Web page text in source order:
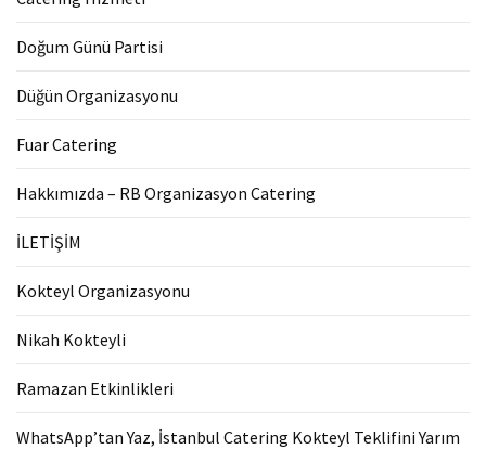
Doğum Günü Partisi
Düğün Organizasyonu
Fuar Catering
Hakkımızda – RB Organizasyon Catering
İLETİŞİM
Kokteyl Organizasyonu
Nikah Kokteyli
Ramazan Etkinlikleri
WhatsApp’tan Yaz, İstanbul Catering Kokteyl Teklifini Yarım